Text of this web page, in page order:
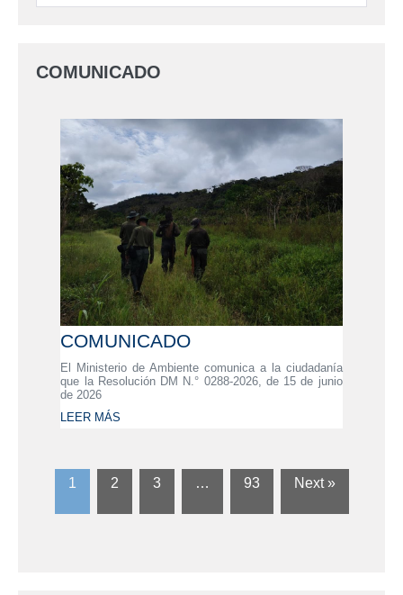
COMUNICADO
COMUNICADO
El Ministerio de Ambiente comunica a la ciudadanía
que la Resolución DM N.° 0288-2026, de 15 de junio
de 2026
LEER MÁS
1 2 3 … 93 Next »